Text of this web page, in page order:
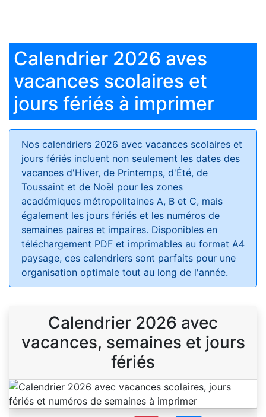
Calendrier 2026 aves
vacances scolaires et
jours fériés à imprimer
Nos calendriers 2026 avec vacances scolaires et
jours fériés incluent non seulement les dates des
vacances d'Hiver, de Printemps, d'Été, de
Toussaint et de Noël pour les zones
académiques métropolitaines A, B et C, mais
également les jours fériés et les numéros de
semaines paires et impaires. Disponibles en
téléchargement PDF et imprimables au format A4
paysage, ces calendriers sont parfaits pour une
organisation optimale tout au long de l'année.
Calendrier 2026 avec
vacances, semaines et jours
fériés